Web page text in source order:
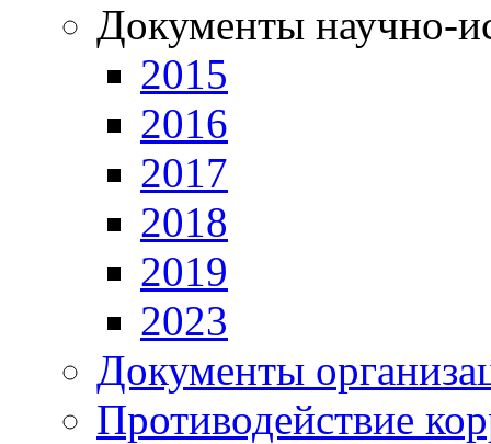
Документы научно-
2015
2016
2017
2018
2019
2023
Документы
Противодействие